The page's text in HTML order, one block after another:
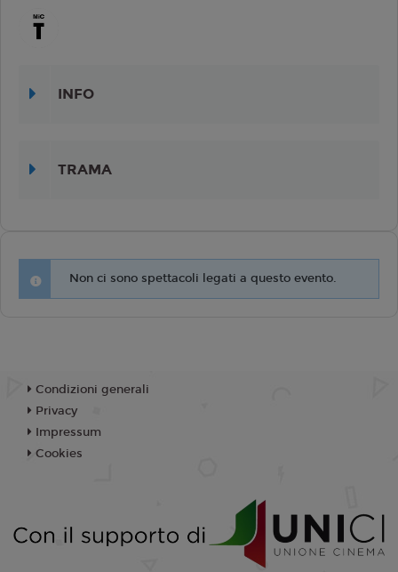
INFO
TRAMA
Non ci sono spettacoli legati a questo evento.
Condizioni generali
Privacy
Impressum
Cookies